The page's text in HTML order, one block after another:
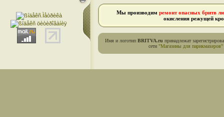
Мы производим ремонт опасных бритв
окисления режущей
Имя и логотип BRITVA.ru принадлежат
сети "Магазины для парикмахеров"